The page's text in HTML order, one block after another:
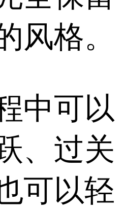
风格。
中可以
、过关
可以轻